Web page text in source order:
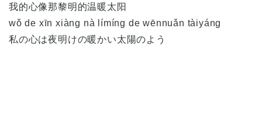
我的心像那黎明的温暖太阳
wǒ de xīn xiàng nà límíng de wēnnuǎn tàiyáng
私の心は夜明けの暖かい太陽のよう